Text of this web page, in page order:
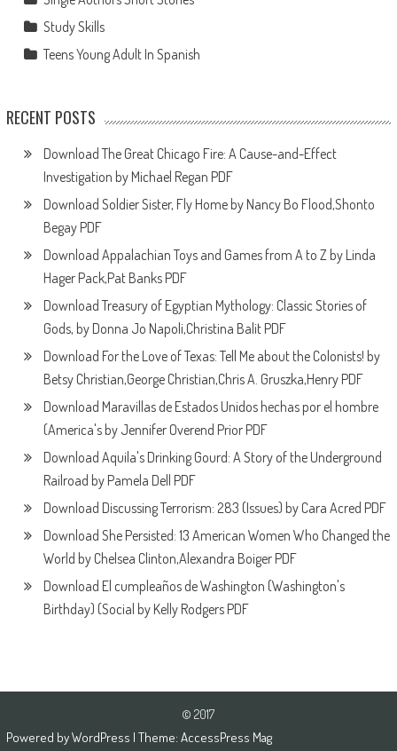
Study Skills
Teens Young Adult In Spanish
RECENT POSTS
Download The Great Chicago Fire: A Cause-and-Effect
Investigation by Michael Regan PDF
Download Soldier Sister, Fly Home by Nancy Bo Flood,Shonto
Begay PDF
Download Appalachian Toys and Games from A to Z by Linda
Hager Pack,Pat Banks PDF
Download Treasury of Egyptian Mythology: Classic Stories of
Gods, by Donna Jo Napoli,Christina Balit PDF
Download For the Love of Texas: Tell Me about the Colonists! by
Betsy Christian,George Christian,Chris A. Gruszka,Henry PDF
Download Maravillas de Estados Unidos hechas por el hombre
(America's by Jennifer Overend Prior PDF
Download Aquila's Drinking Gourd: A Story of the Underground
Railroad by Pamela Dell PDF
Download Discussing Terrorism: 283 (Issues) by Cara Acred PDF
Download She Persisted: 13 American Women Who Changed the
World by Chelsea Clinton,Alexandra Boiger PDF
Download El cumpleaños de Washington (Washington's
Birthday) (Social by Kelly Rodgers PDF
© 2017
Powered byWordPress | Theme: AccessPress Mag